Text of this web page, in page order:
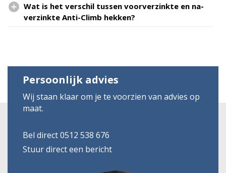
Wat is het verschil tussen voorverzinkte en na-
verzinkte Anti-Climb hekken?
Persoonlijk advies
Wij staan klaar om je te voorzien van advies op
maat.
Bel direct 0512 538 676
Stuur direct een bericht